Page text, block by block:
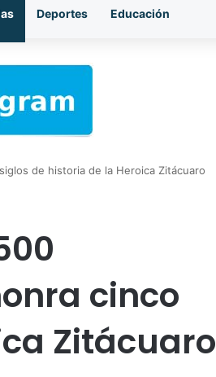
Deportes Educación
de historia de la Heroica Zitácuaro
cinco
Zitácuaro